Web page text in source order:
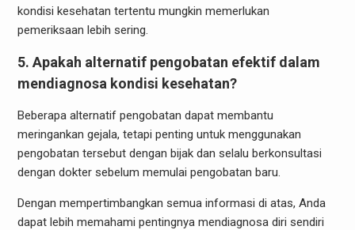
kondisi kesehatan tertentu mungkin memerlukan
pemeriksaan lebih sering.
5. Apakah alternatif pengobatan efektif dalam
mendiagnosa kondisi kesehatan?
Beberapa alternatif pengobatan dapat membantu
meringankan gejala, tetapi penting untuk menggunakan
pengobatan tersebut dengan bijak dan selalu berkonsultasi
dengan dokter sebelum memulai pengobatan baru.
Dengan mempertimbangkan semua informasi di atas, Anda
dapat lebih memahami pentingnya mendiagnosa diri sendiri